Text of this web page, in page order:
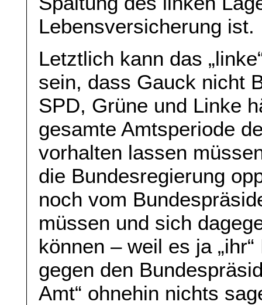
Lebensversicherung ist.
Letztlich kann das
sein, dass Gauck nicht
SPD, Grüne und Linke
gesamte Amtsperiode
vorhalten lassen
die Bundesregierung
noch vom
müssen und sich
können – weil es ja
gegen den
Amt“ ohnehin nichts